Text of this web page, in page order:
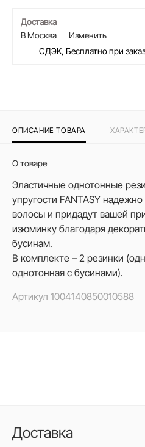
Доставка
В Москва
Изменить
СДЭК, Бесплатно при
ОПИСАНИЕ ТОВАРА
О товаре
Эластичные однотонные
упругости FANTASY
волосы и придадут вашей
изюминку благодаря
бусинам.
В комплекте – 2 резинки
однотонная с бусинами).
Артикул 1004140850010588
Доставка